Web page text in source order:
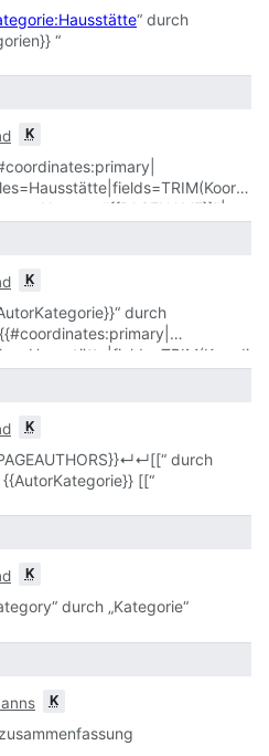
“ durch
„{{Hausstättenkategorien}} “
K
= "{{PAGENAME}}"|no
= "{{PAGENAME}}"|no
K
durch
= "{{PAGENAME}}"|no
K
durch
„{{PAGEAUTHORS}} {{AutorKategorie}} [[“
K
durch „Kategorie“
K